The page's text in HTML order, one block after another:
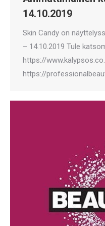
14.10.2019
Skin Candy on
– 14.10.2019 Tule
https://
https://